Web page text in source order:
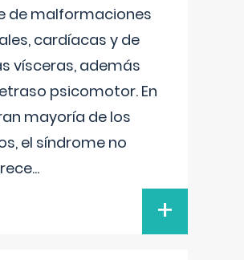
de malformaciones
cardíacas y de
vísceras, además
psicomotor. En
mayoría de los
el síndrome no
...
+